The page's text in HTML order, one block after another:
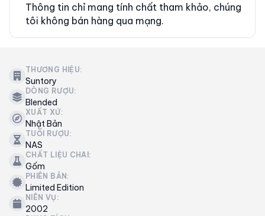
Thông tin chỉ mang tính chất tham khảo, chúng
tôi không bán hàng qua mạng.
THƯƠNG HIỆU:
Suntory
DÒNG RƯỢU:
Blended
XUẤT XỨ:
Nhật Bản
TUỔI RƯỢU:
NAS
CHẤT LIỆU CHAI:
Gốm
PHIÊN BẢN:
Limited Edition
NIÊN VỤ:
2002